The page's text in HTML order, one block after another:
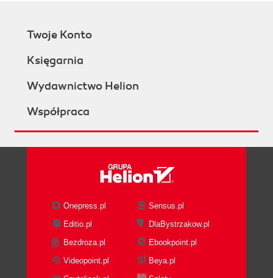
Twoje Konto
Księgarnia
Wydawnictwo Helion
Współpraca
Onepress.pl
Sensus.pl
Editio.pl
DlaBystrzakow.pl
Bezdroza.pl
Ebookpoint.pl
Videopoint.pl
Beya.pl